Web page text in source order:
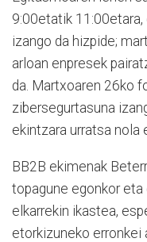
9:00etatik
izango da hizpide;
arloan enpresek
da. Martxoaren 26ko
zibersegurtasuna
ekintzara urratsa nola
BB2B ekimenak
topagune egonkor eta
elkarrekin ikastea,
etorkizuneko erronkei